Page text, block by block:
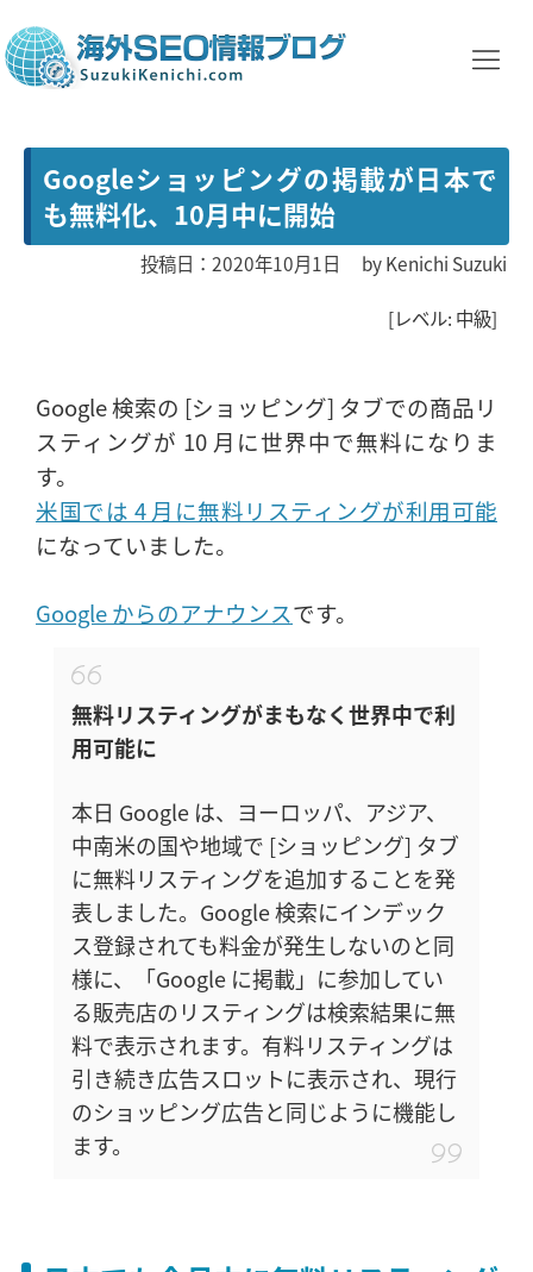
Googleショッピングの掲載が日本で
も無料化、10月中に開始
投稿日：2020年10月1日 byKenichi Suzuki
[レベル: 中級]
Google 検索の [ショッピング] タブでの商品リ
スティングが 10 月に世界中で無料になりま
す。
米国では 4 月に無料リスティングが利用可能
になっていました。
Google からのアナウンスです。
無料リスティングがまもなく世界中で利
用可能に
本日 Google は、ヨーロッパ、アジア、
中南米の国や地域で [ショッピング] タブ
に無料リスティングを追加することを発
表しました。Google 検索にインデック
ス登録されても料金が発生しないのと同
様に、「Google に掲載」に参加してい
る販売店のリスティングは検索結果に無
料で表示されます。有料リスティングは
引き続き広告スロットに表示され、現行
のショッピング広告と同じように機能し
ます。